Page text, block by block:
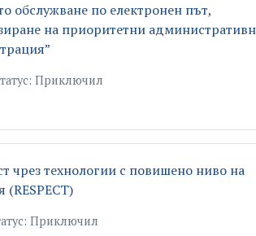
обслужване по електронен път,
на приоритетни
Приключил
чрез технологии с повишено ниво на
Приключил